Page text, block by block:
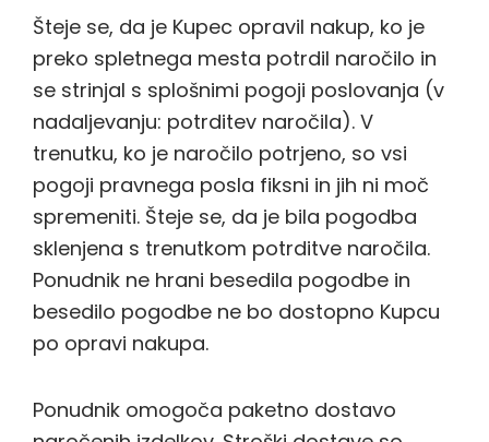
Šteje se, da je Kupec opravil nakup, ko je
preko spletnega mesta potrdil naročilo in
se strinjal s splošnimi pogoji poslovanja (v
nadaljevanju: potrditev naročila). V
trenutku, ko je naročilo potrjeno, so vsi
pogoji pravnega posla fiksni in jih ni moč
spremeniti. Šteje se, da je bila pogodba
sklenjena s trenutkom potrditve naročila.
Ponudnik ne hrani besedila pogodbe in
besedilo pogodbe ne bo dostopno Kupcu
po opravi nakupa.
Ponudnik omogoča paketno dostavo